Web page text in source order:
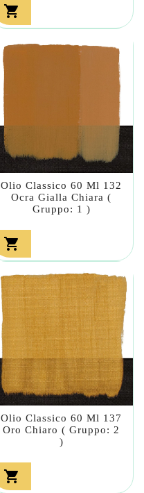

Olio Classico 60 Ml 132
Ocra Gialla Chiara (
Gruppo: 1 )

Olio Classico 60 Ml 137
Oro Chiaro ( Gruppo: 2
)
